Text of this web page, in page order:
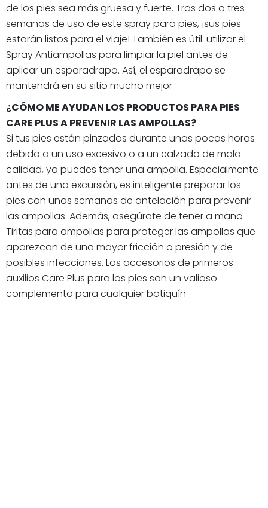
de los pies sea más gruesa y fuerte. Tras dos o tres
semanas de uso de este spray para pies, ¡sus pies
estarán listos para el viaje! También es útil: utilizar el
Spray Antiampollas para limpiar la piel antes de
aplicar un esparadrapo. Así, el esparadrapo se
mantendrá en su sitio mucho mejor
¿CÓMO ME AYUDAN LOS PRODUCTOS PARA PIES
CARE PLUS A PREVENIR LAS AMPOLLAS?
Si tus pies están pinzados durante unas pocas horas
debido a un uso excesivo o a un calzado de mala
calidad, ya puedes tener una ampolla. Especialmente
antes de una excursión, es inteligente preparar los
pies con unas semanas de antelación para prevenir
las ampollas. Además, asegúrate de tener a mano
Tiritas para ampollas para proteger las ampollas que
aparezcan de una mayor fricción o presión y de
posibles infecciones. Los accesorios de primeros
auxilios Care Plus para los pies son un valioso
complemento para cualquier botiquín